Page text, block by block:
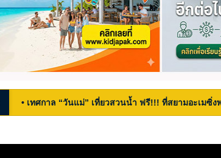
• เทศกาล “วันแม่” เที่ยวสวนน้ำ ฟรี!!! ที่สยามอะเมซิ่